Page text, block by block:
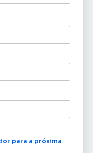
para a próxima